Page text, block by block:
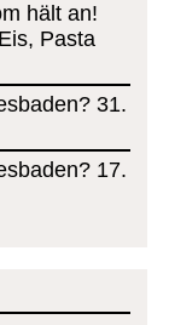
hält an!
Pasta
31.
17.